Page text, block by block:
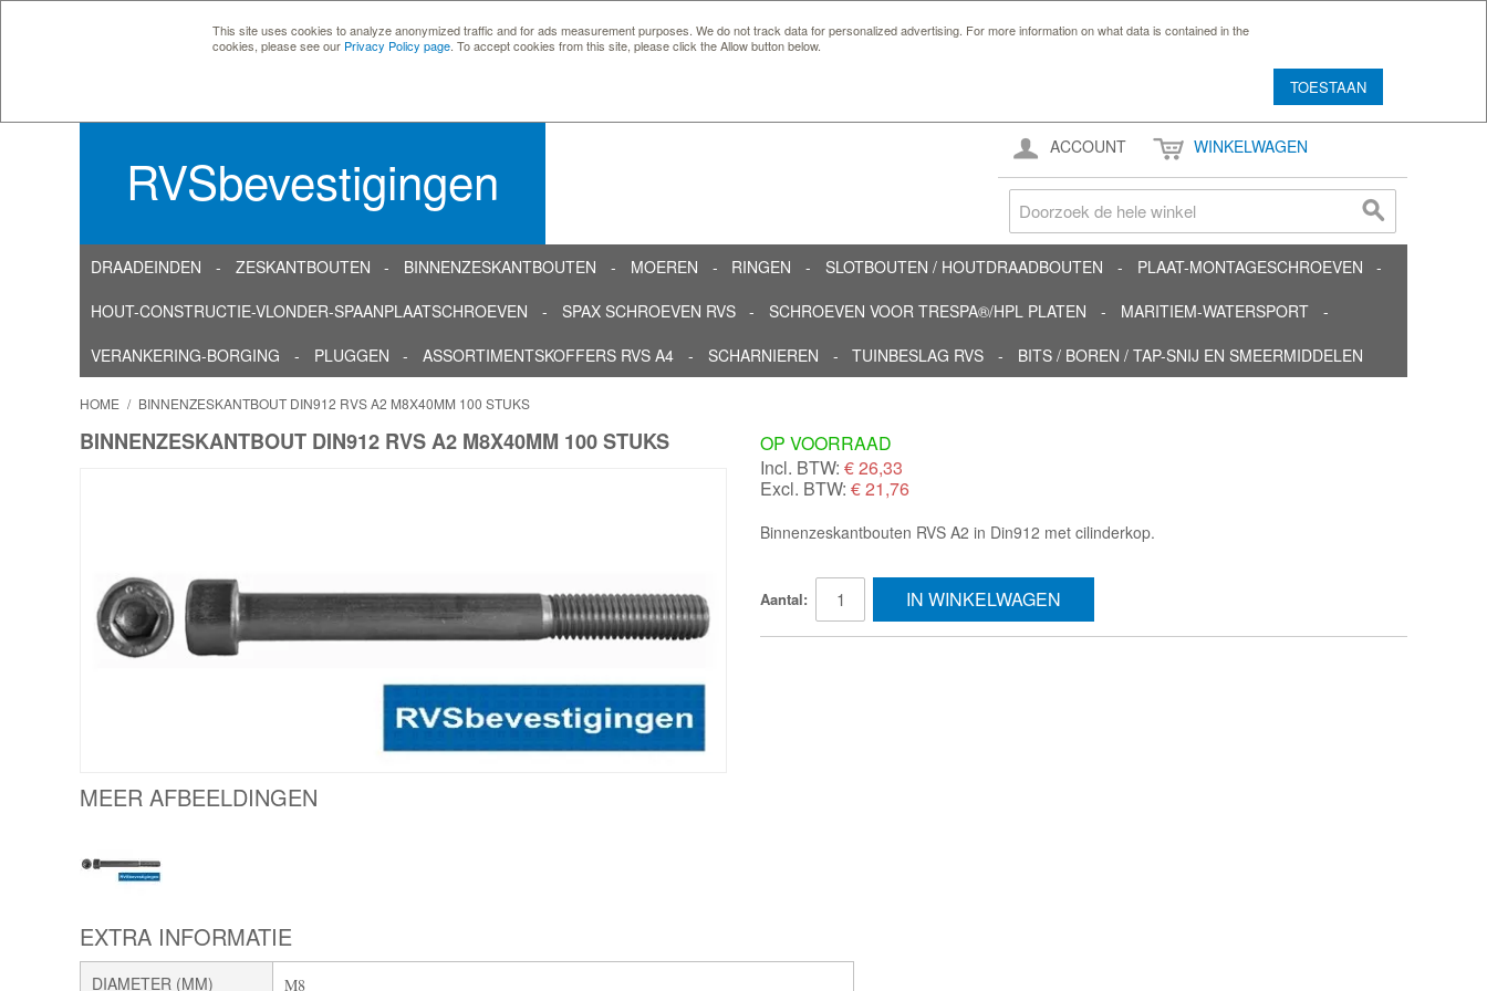
This site uses cookies to analyze anonymized traffic and for ads measurement purposes. We do not track data for personalized advertising. For more information on what data is contained in the
cookies, please see our Privacy Policy page . To accept cookies from this site, please click the Allow button below.
TOESTAAN
RVSbevestigingen
ACCOUNT WINKELWAGEN
DRAADEINDEN ZESKANTBOUTEN BINNENZESKANTBOUTEN MOEREN RINGEN SLOTBOUTEN / HOUTDRAADBOUTEN
PLAAT-MONTAGESCHROEVEN
HOUT-CONSTRUCTIE-VLONDER-SPAANPLAATSCHROEVEN
SPAX SCHROEVEN RVS SCHROEVEN VOOR TRESPA®/HPL PLATEN
MARITIEM-WATERSPORT
VERANKERING-BORGING
PLUGGEN ASSORTIMENTSKOFFERS RVS A4 SCHARNIEREN TUINBESLAG RVS BITS / BOREN / TAP-SNIJ EN SMEERMIDDELEN
HOME / BINNENZESKANTBOUT DIN912 RVS A2 M8X40MM 100 STUKS
BINNENZESKANTBOUT DIN912 RVS A2 M8X40MM 100 STUKS
MEER AFBEELDINGEN
OP VOORRAAD
Incl. BTW: €26,33
Excl. BTW: € 21,76
Binnenzeskantbouten RVS A2 in Din912 met cilinderkop.
Aantal: IN WINKELWAGEN
EXTRA INFORMATIE
DIAMETER (MM) M8